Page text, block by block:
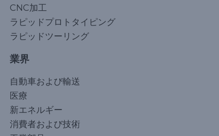
CNC加工
ラピッドプロトタイピング
ラピッドツーリング
業界
自動車および輸送
医療
新エネルギー
消費者および技術